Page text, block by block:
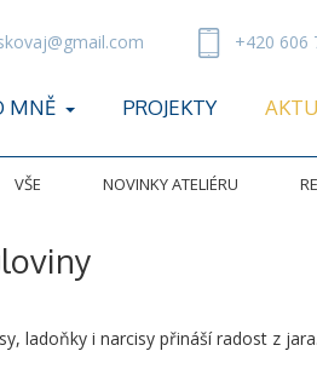
+420 606
MNĚ PROJEKTY
VŠE NOVINKY ATELIÉRU
ladoňky i narcisy přináší radost z